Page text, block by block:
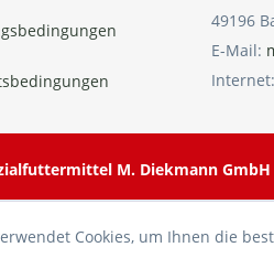
49196
E-Mail:
Internet:
M. Diekmann GmbH
Cookies, um Ihnen die